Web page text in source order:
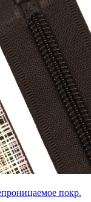
покр.